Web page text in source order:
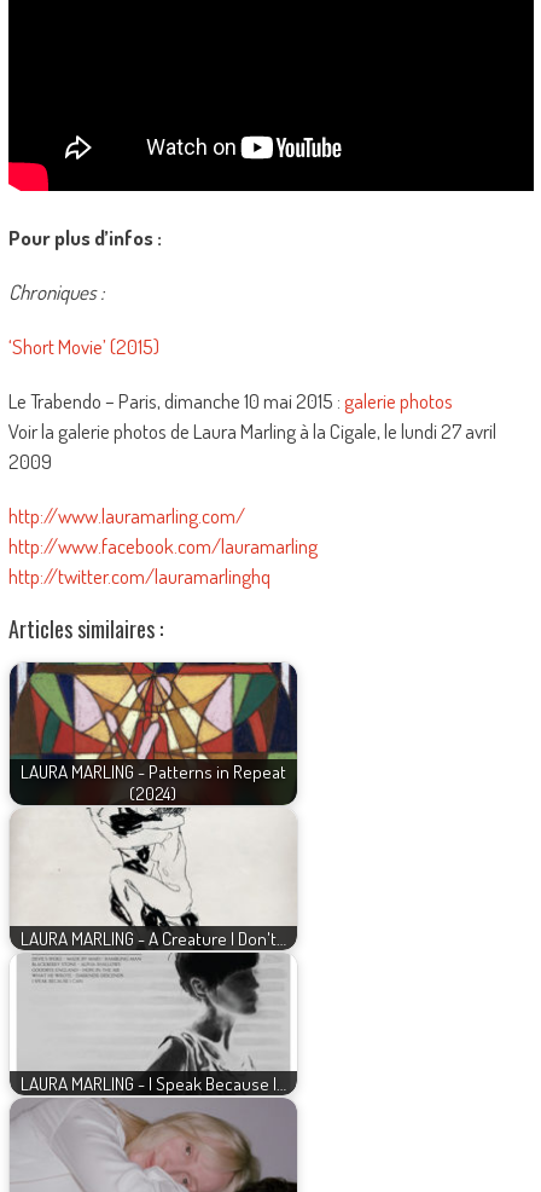
Pour plus d’infos :
Chroniques :
‘Short Movie’ (2015)
Le Trabendo – Paris, dimanche 10 mai 2015 :galerie photos
Voir la galerie photos de Laura Marling à la Cigale, le lundi 27 avril
2009
http://www.lauramarling.com/
http://www.facebook.com/lauramarling
http://twitter.com/lauramarlinghq
Articles similaires :
LAURA MARLING - Patterns in Repeat
(2024)
LAURA MARLING - A Creature I Don't…
LAURA MARLING - I Speak Because I…